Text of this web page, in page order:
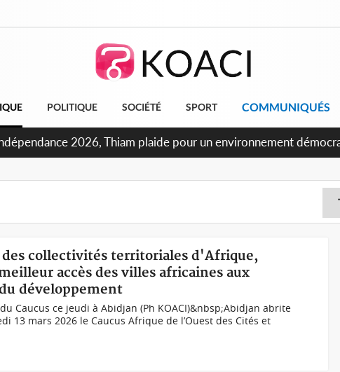
POLITIQUE SOCIÉTÉ SPORT COMMUNIQUÉS
INFAS 2026, les convocations seront disponibles à
collectivités territoriales d'Afrique,
accès des villes africaines aux
développement
Caucus ce jeudi à Abidjan (Ph KOACI)&nbsp;Abidjan abrite
13 mars 2026 le Caucus Afrique de l’Ouest des Cités et